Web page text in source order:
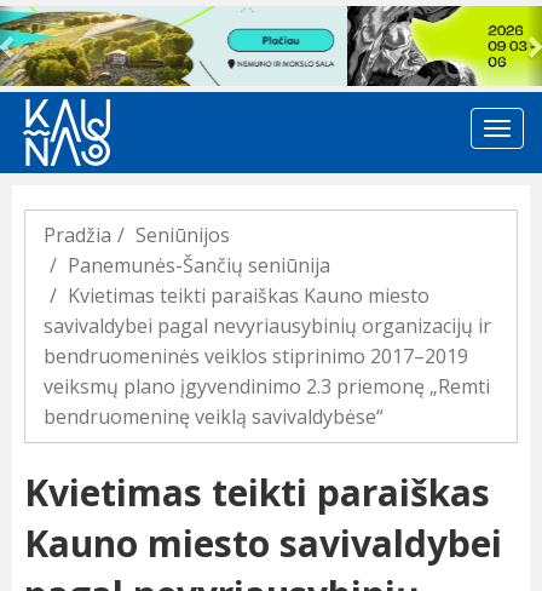
Previous
Pradžia
Seniūnijos
Panemunės-Šančių seniūnija
Kvietimas teikti paraiškas Kauno miesto
savivaldybei pagal nevyriausybinių organizacijų ir
bendruomeninės veiklos stiprinimo 2017–2019
veiksmų plano įgyvendinimo 2.3 priemonę „Remti
bendruomeninę veiklą savivaldybėse“
Kvietimas teikti paraiškas
Kauno miesto savivaldybei